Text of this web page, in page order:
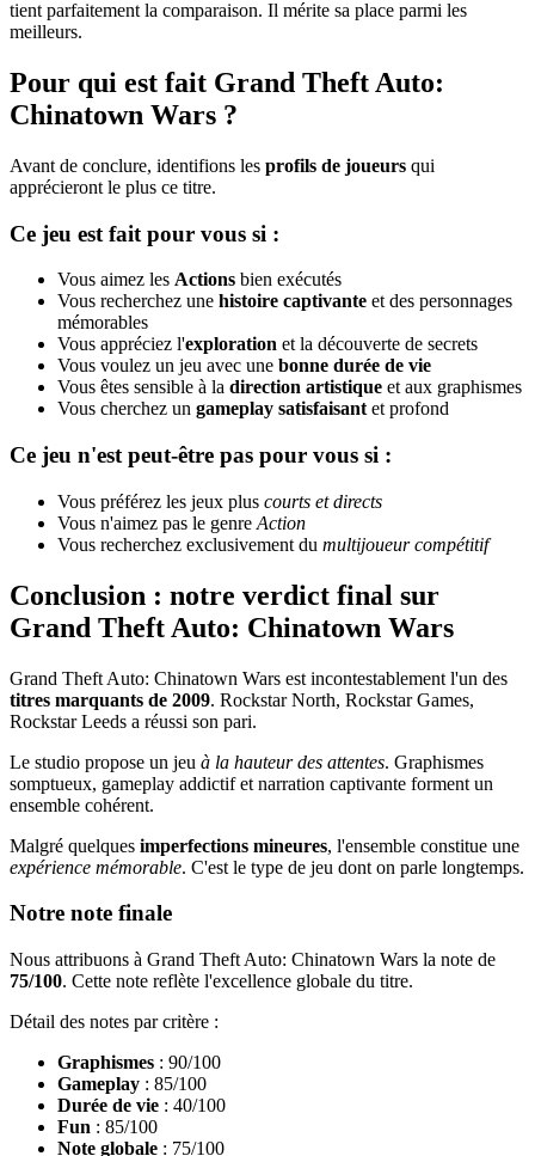
tient parfaitement la comparaison. Il mérite sa place parmi les
meilleurs.
Pour qui est fait Grand Theft Auto:
Chinatown Wars ?
Avant de conclure, identifions les profils de joueurs qui
apprécieront le plus ce titre.
Ce jeu est fait pour vous si :
Vous aimez les Actions bien exécutés
Vous recherchez une histoire captivante et des personnages
mémorables
Vous appréciez l'exploration et la découverte de secrets
Vous voulez un jeu avec une bonne durée de vie
Vous êtes sensible à la direction artistique et aux graphismes
Vous cherchez un gameplay satisfaisant et profond
Ce jeu n'est peut-être pas pour vous si :
Vous préférez les jeux plus courts et directs
Vous n'aimez pas le genre Action
Vous recherchez exclusivement du multijoueur compétitif
Conclusion : notre verdict final sur
Grand Theft Auto: Chinatown Wars
Grand Theft Auto: Chinatown Wars est incontestablement l'un des
titres marquants de 2009. Rockstar North, Rockstar Games,
Rockstar Leeds a réussi son pari.
Le studio propose un jeu à la hauteur des attentes. Graphismes
somptueux, gameplay addictif et narration captivante forment un
ensemble cohérent.
Malgré quelques imperfections mineures, l'ensemble constitue une
expérience mémorable. C'est le type de jeu dont on parle longtemps.
Notre note finale
Nous attribuons à Grand Theft Auto: Chinatown Wars la note de
75/100. Cette note reflète l'excellence globale du titre.
Détail des notes par critère :
Graphismes : 90/100
Gameplay : 85/100
Durée de vie : 40/100
Fun : 85/100
Note globale : 75/100